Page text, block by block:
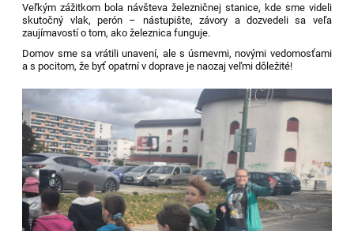
Veľkým zážitkom bola návšteva železničnej stanice, kde sme videli
skutočný vlak, perón – nástupište, závory a dozvedeli sa veľa
zaujímavostí o tom, ako železnica funguje.
Domov sme sa vrátili unavení, ale s úsmevmi, novými vedomosťami
a s pocitom, že byť opatrní v doprave je naozaj veľmi dôležité!